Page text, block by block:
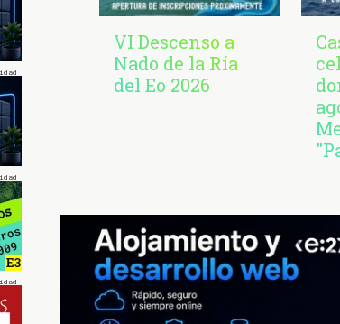
VI Descenso a
Nado de la Ría
del Eo 2026